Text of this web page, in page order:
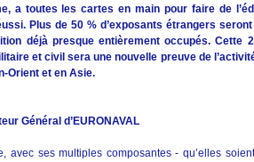
a toutes les cartes en main pour faire de
Plus de 50 % d’exposants étrangers
déjà presque entièrement occupés. Cette
et civil sera une nouvelle preuve de
Orient et en Asie.
Général d’EURONAVAL
avec ses multiples composantes - qu’elles